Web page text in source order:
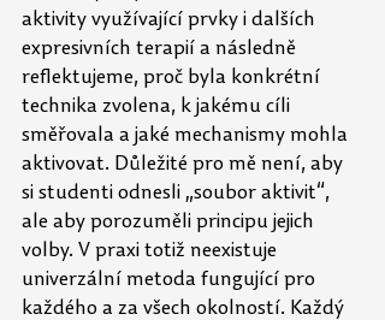
aktivity využívající prvky i dalších
expresivních terapií a následně
reflektujeme, proč byla konkrétní
technika zvolena, k jakému cíli
směřovala a jaké mechanismy mohla
aktivovat. Důležité pro mě není, aby
si studenti odnesli „soubor aktivit“,
ale aby porozuměli principu jejich
volby. V praxi totiž neexistuje
univerzální metoda fungující pro
každého a za všech okolností. Každý